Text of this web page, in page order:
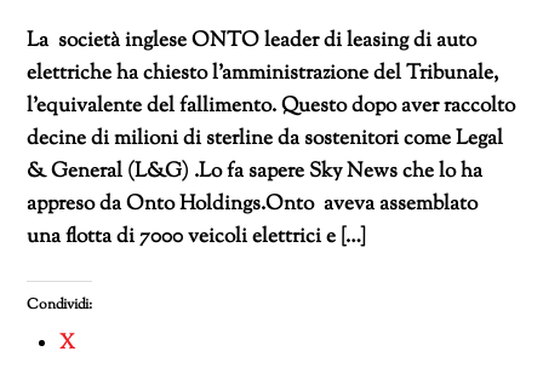
La società inglese ONTO leader di leasing di auto
elettriche ha chiesto l’amministrazione del Tribunale,
l’equivalente del fallimento. Questo dopo aver raccolto
decine di milioni di sterline da sostenitori come Legal
& General (L&G) .Lo fa sapere Sky News che lo ha
appreso da Onto Holdings.Onto aveva assemblato
una flotta di 7000 veicoli elettrici e […]
Condividi:
X